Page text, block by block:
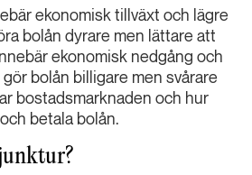
ekonomisk tillväxt och lägre
bolån dyrare men lättare att
ekonomisk nedgång och
bolån billigare men svårare
bostadsmarknaden och hur
betala bolån.